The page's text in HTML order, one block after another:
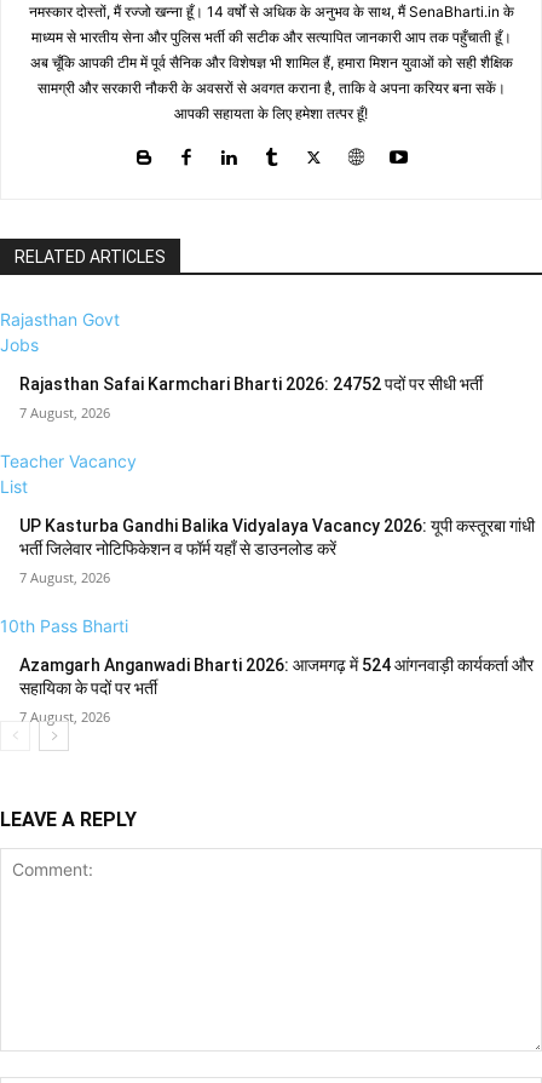
नमस्कार दोस्तों, मैं रज्जो खन्ना हूँ। 14 वर्षों से अधिक के अनुभव के साथ, मैं SenaBharti.in के
माध्यम से भारतीय सेना और पुलिस भर्ती की सटीक और सत्यापित जानकारी आप तक पहुँचाती हूँ।
अब चूँकि आपकी टीम में पूर्व सैनिक और विशेषज्ञ भी शामिल हैं, हमारा मिशन युवाओं को सही शैक्षिक
सामग्री और सरकारी नौकरी के अवसरों से अवगत कराना है, ताकि वे अपना करियर बना सकें।
आपकी सहायता के लिए हमेशा तत्पर हूँ!
RELATED ARTICLES
Rajasthan Govt
Jobs
Rajasthan Safai Karmchari Bharti 2026: 24752 पदों पर सीधी भर्ती
7 August, 2026
Teacher Vacancy
List
UP Kasturba Gandhi Balika Vidyalaya Vacancy 2026: यूपी कस्तूरबा गांधी
भर्ती जिलेवार नोटिफिकेशन व फॉर्म यहाँ से डाउनलोड करें
7 August, 2026
10th Pass Bharti
Azamgarh Anganwadi Bharti 2026: आजमगढ़ में 524 आंगनवाड़ी कार्यकर्ता और
सहायिका के पदों पर भर्ती
7 August, 2026
LEAVE A REPLY